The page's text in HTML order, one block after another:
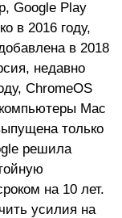
Google Play
в 2016 году,
в 2018
недавно
ChromeOS
Mac
только
решила
на 10 лет.
усилия на